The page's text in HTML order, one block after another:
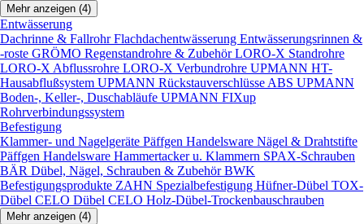
Mehr anzeigen (4)
Entwässerung
Dachrinne & FallrohrFlachdachentwässerung Entwässerungsrinnen &
-roste GRÖMO Regenstandrohre & ZubehörLORO-X Standrohre
LORO-X Abflussrohre LORO-X Verbundrohre UPMANN HT-
Hausabflußsystem UPMANN Rückstauverschlüsse ABS UPMANN
Boden-, Keller-, Duschabläufe UPMANN FIXup
Rohrverbindungssystem
Befestigung
Klammer- und Nagelgeräte Päffgen Handelsware Nägel & Drahtstifte
Päffgen Handelsware Hammertacker u. Klammern SPAX-Schrauben
BÄR Dübel, Nägel, Schrauben & ZubehörBWK
Befestigungsprodukte ZAHN Spezialbefestigung Hüfner-Dübel TOX-
Dübel CELO Dübel CELO Holz-Dübel-Trockenbauschrauben
Mehr anzeigen (4)